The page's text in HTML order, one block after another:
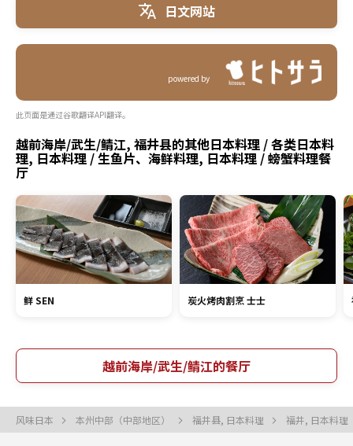
日文网站
powered by
此页面是通过谷歌翻译API翻译。
越前海岸/武生/鲭江, 福井县的其他日本料理 / 各类日本料
理, 日本料理 / 生鱼片、海鲜料理, 日本料理 / 螃蟹料理餐
厅
鲜 SEN 炭火烤肉割烹 士士
越前海岸/武生/鲭江的餐厅
风味日本 本州中部（中部地区） 福井县, 日本料理 福井, 日本料理